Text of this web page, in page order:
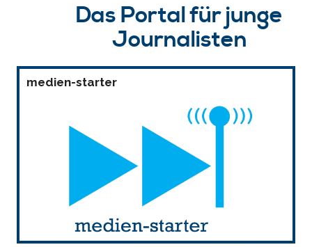
Das Portal für junge
Journalisten
medien-starter